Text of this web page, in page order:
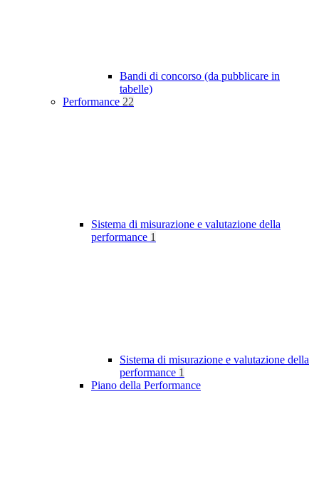
Bandi di concorso (da pubblicare in
tabelle)
Performance 22
Sistema di misurazione e valutazione della
performance 1
Sistema di misurazione e valutazione della
performance 1
Piano della Performance